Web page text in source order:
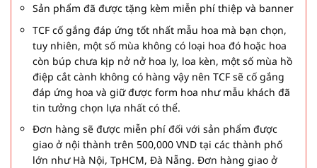
Sản phẩm đã được tặng kèm miễn phí thiệp và banner
TCF cố gắng đáp ứng tốt nhất mẫu hoa mà bạn chọn,
tuy nhiên, một số mùa không có loại hoa đó hoặc hoa
còn búp chưa kịp nở nở hoa ly, loa kèn, một số mùa hồ
điệp cắt cành không có hàng vậy nên TCF sẽ cố gắng
đáp ứng hoa và giữ được form hoa như mẫu khách đã
tin tưởng chọn lựa nhất có thể.
Đơn hàng sẽ được miễn phí đối với sản phẩm được
giao ở nội thành trên 500,000 VND tại các thành phố
lớn như Hà Nội, TpHCM, Đà Nẵng. Đơn hàng giao ở